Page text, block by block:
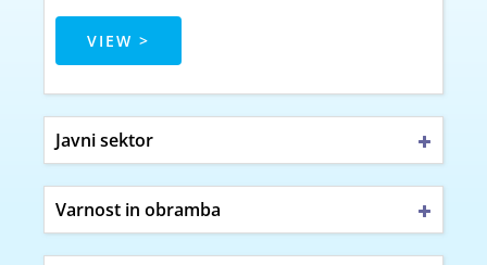
VIEW >
Javni sektor
Varnost in obramba